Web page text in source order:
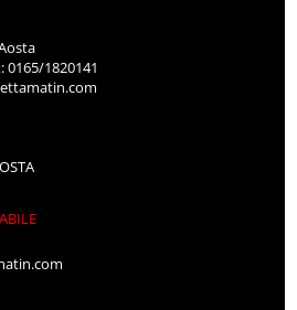
0165/1820141